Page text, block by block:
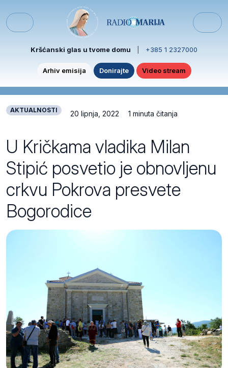
Menu
Kršćanski glas u tvome domu +385 1 2327000
Arhiv emisija Donirajte Video stream
AKTUALNOSTI 20 lipnja, 2022 1 minuta čitanja
U Kričkama vladika Milan
Stipić posvetio je obnovljenu
crkvu Pokrova presvete
Bogorodice